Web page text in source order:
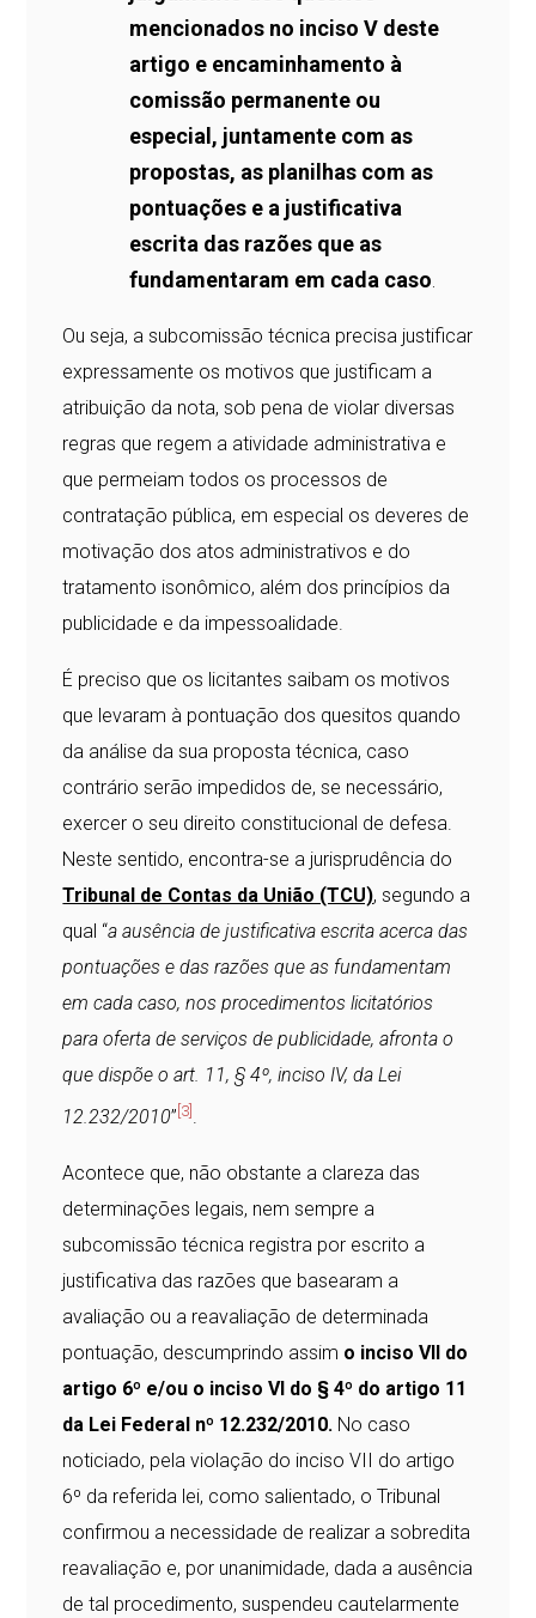
mencionados no inciso V deste
artigo e encaminhamento à
comissão permanente ou
especial, juntamente com as
propostas, as planilhas com as
pontuações e a justificativa
escrita das razões que as
fundamentaram em cada caso
Ou seja, a subcomissão técnica precisa justificar
expressamente os motivos que justificam a
atribuição da nota, sob pena de violar diversas
regras que regem a atividade administrativa e
que permeiam todos os processos de
contratação pública, em especial os deveres de
motivação dos atos administrativos e do
tratamento isonômico, além dos princípios da
publicidade e da impessoalidade.
É preciso que os licitantes saibam os motivos
que levaram à pontuação dos quesitos quando
da análise da sua proposta técnica, caso
contrário serão impedidos de, se necessário,
exercer o seu direito constitucional de defesa.
Neste sentido, encontra-se a jurisprudência do
Tribunal de Contas da União (TCU), segundo a
qual “a ausência de justificativa escrita acerca das
pontuações e das razões que as fundamentam
em cada caso, nos procedimentos licitatórios
para oferta de serviços de publicidade, afronta o
que dispõe o art. 11, § 4º, inciso IV, da Lei
12.232/2010” [3] .
Acontece que, não obstante a clareza das
determinações legais, nem sempre a
subcomissão técnica registra por escrito a
justificativa das razões que basearam a
avaliação ou a reavaliação de determinada
pontuação, descumprindo assim o inciso VII do
artigo 6º e/ou o inciso VI do § 4º do artigo 11
da Lei Federal nº 12.232/2010. No caso
noticiado, pela violação do inciso VII do artigo
6º da referida lei, como salientado, o Tribunal
confirmou a necessidade de realizar a sobredita
reavaliação e, por unanimidade, dada a ausência
de tal procedimento, suspendeu cautelarmente